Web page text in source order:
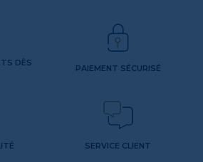
DÈS
PAIEMENT SÉCURISÉ
SERVICE CLIENT